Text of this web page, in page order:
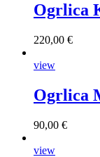
Ogrlica
220,00 €
view
Ogrlica
90,00 €
view